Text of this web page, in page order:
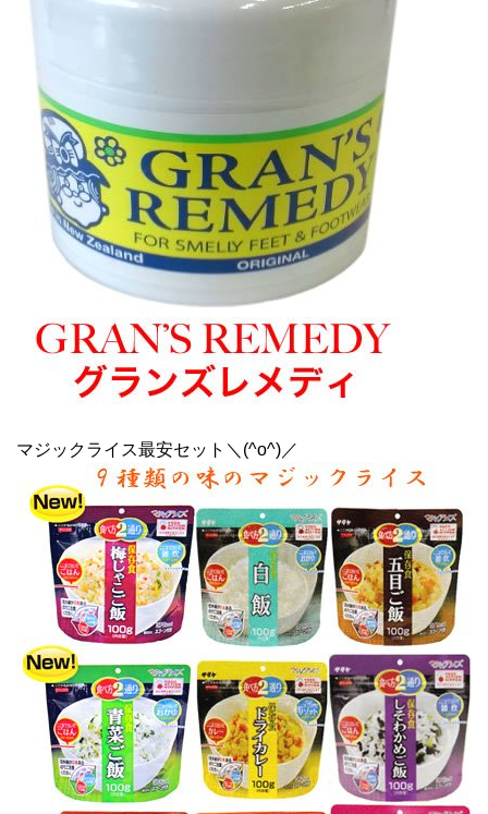
マジックライス最安セット＼(^o^)／